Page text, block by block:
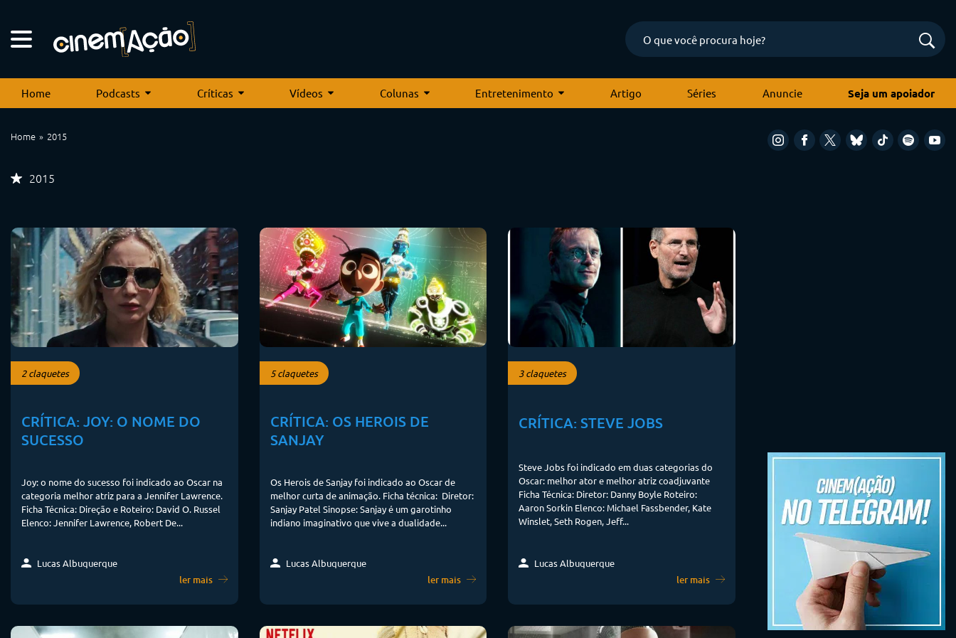
Home Podcasts Críticas Vídeos Colunas Entretenimento Artigo Séries Anuncie Seja um apoiador
Home 2015
2015
2 claquetes
CRÍTICA: JOY: O NOME DO
SUCESSO
Joy: o nome do sucesso foi indicado ao Oscar na
categoria melhor atriz para a Jennifer Lawrence.
Ficha Técnica: Direção e Roteiro: David O. Russel
Elenco: Jennifer Lawrence, Robert De...
Lucas Albuquerque
ler mais
5 claquetes
CRÍTICA: OS HEROIS DE
SANJAY
Os Herois de Sanjay foi indicado ao Oscar de
melhor curta de animação. Ficha técnica: Diretor:
Sanjay Patel Sinopse: Sanjay é um garotinho
indiano imaginativo que vive a dualidade...
Lucas Albuquerque
ler mais
3 claquetes
CRÍTICA: STEVE JOBS
Steve Jobs foi indicado em duas categorias do
Oscar: melhor ator e melhor atriz coadjuvante
Ficha Técnica: Diretor: Danny Boyle Roteiro:
Aaron Sorkin Elenco: Michael Fassbender, Kate
Winslet, Seth Rogen, Jeff...
Lucas Albuquerque
ler mais